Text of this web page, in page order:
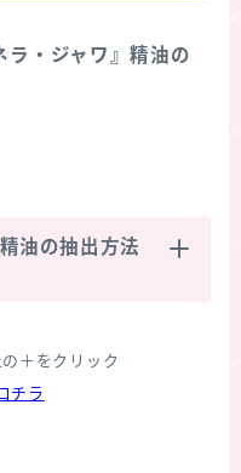
・ジャワ』精油の
油の抽出方法
＋をクリック
チラ